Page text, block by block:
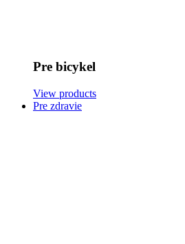
Pre bicykel
View products
Pre zdravie